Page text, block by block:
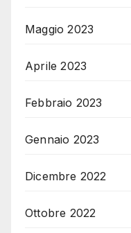
Maggio 2023
Aprile 2023
Febbraio 2023
Gennaio 2023
Dicembre 2022
Ottobre 2022